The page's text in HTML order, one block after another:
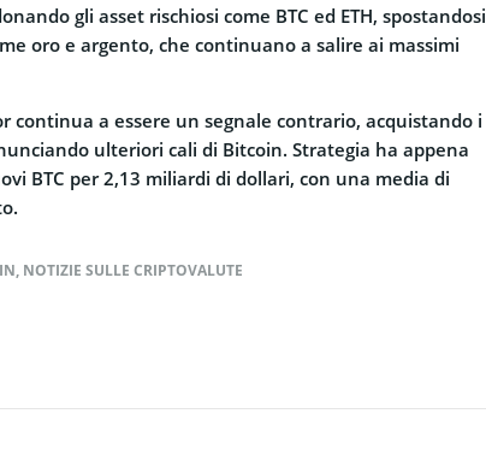
gli asset rischiosi come BTC ed ETH, spostandosi
oro e argento, che continuano a salire ai massimi
continua a essere un segnale contrario, acquistando i
ulteriori cali di Bitcoin. Strategia ha appena
BTC per 2,13 miliardi di dollari, con una media di
, NOTIZIE SULLE CRIPTOVALUTE